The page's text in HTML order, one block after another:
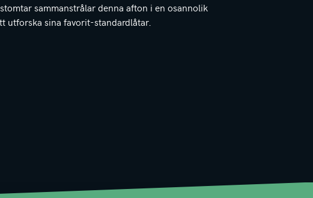
sammanstrålar denna afton i en osannolik
utforska sina favorit-standardlåtar.